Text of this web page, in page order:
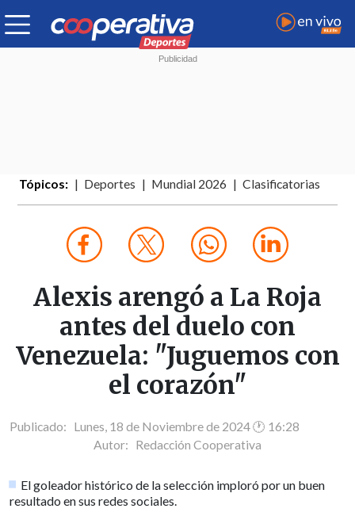
Tópicos: Deportes Mundial 2026 Clasificatorias
Alexis arengó a La Roja
antes del duelo con
Venezuela: "Juguemos con
el corazón"
Publicado: Lunes, 18 de Noviembre de 2024 🕐 16:28
Autor: Redacción Cooperativa
El goleador histórico de la selección imploró por un buen
resultado en sus redes sociales.